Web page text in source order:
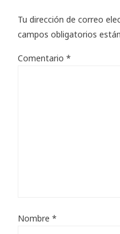
Tu dirección de correo
campos obligatorios
Comentario *
Nombre *